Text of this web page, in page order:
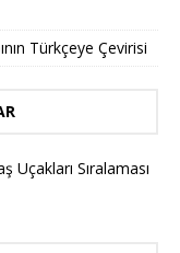
Türkçeye Çevirisi
Uçakları Sıralaması